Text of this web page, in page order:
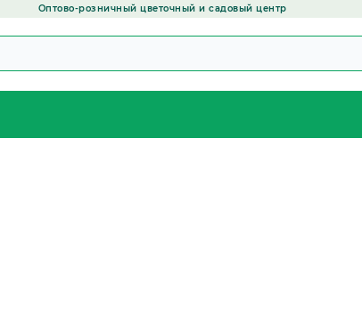
Оптово-розничный цветочный и садовый центр